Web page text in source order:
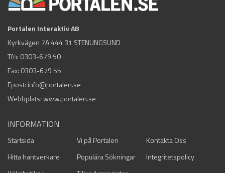
Portalen Interaktiv AB
Kyrkvägen 7A 444 31 STENUNGSUND
Tfn: 0303-679 50
Fax: 0303-679 55
Epost: info@portalen.se
Webbplats: www.portalen.se
INFORMATION
Startsida Vi på Portalen
Kontakta Oss
Hitta hantverkare
Populära Sökningar
Integritetspolicy